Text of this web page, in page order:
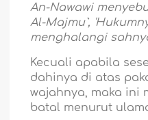
An-Nawawi
Al-Majmu`,
menghalangi
Kecuali apabila
dahinya di atas
wajahnya, maka ini
batal menurut